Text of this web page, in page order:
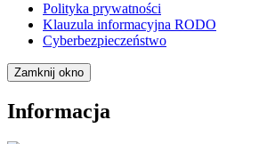
Polityka prywatności
Klauzula informacyjna RODO
Cyberbezpieczeństwo
Zamknij okno
Informacja